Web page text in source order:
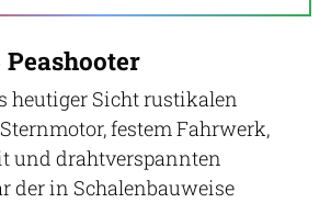
heutiger Sicht rustikalen
festem Fahrwerk,
und drahtverspannten
der in Schalenbauweise